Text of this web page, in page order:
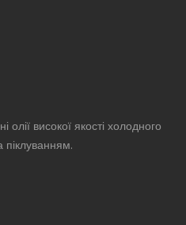
високої якості холодного
піклуванням.